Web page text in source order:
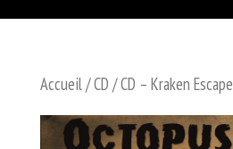
Accueil/CD / CD – Kraken Escape